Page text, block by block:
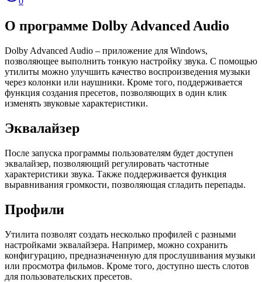
О программе Dolby Advanced Audio
Dolby Advanced Audio – приложение для Windows,
позволяющее выполнить тонкую настройку звука. С помощью
утилиты можно улучшить качество воспроизведения музыки
через колонки или наушники. Кроме того, поддерживается
функция создания пресетов, позволяющих в один клик
изменять звуковые характеристики.
Эквалайзер
После запуска программы пользователям будет доступен
эквалайзер, позволяющий регулировать частотные
характеристики звука. Также поддерживается функция
выравнивания громкости, позволяющая сгладить перепады.
Профили
Утилита позволят создать несколько профилей с разными
настройками эквалайзера. Например, можно сохранить
конфигурацию, предназначенную для прослушивания музыки
или просмотра фильмов. Кроме того, доступно шесть слотов
для пользовательских пресетов.